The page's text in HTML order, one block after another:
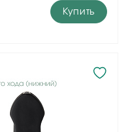
Купить